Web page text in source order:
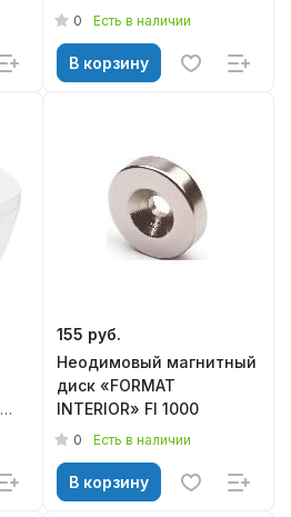
1120х510х125 INST.A.WC,
0 Есть в наличии
В корзину
155 руб.
Неодимовый магнитный
диск «FORMAT
INTERIOR» FI 1000
0 Есть в наличии
В корзину